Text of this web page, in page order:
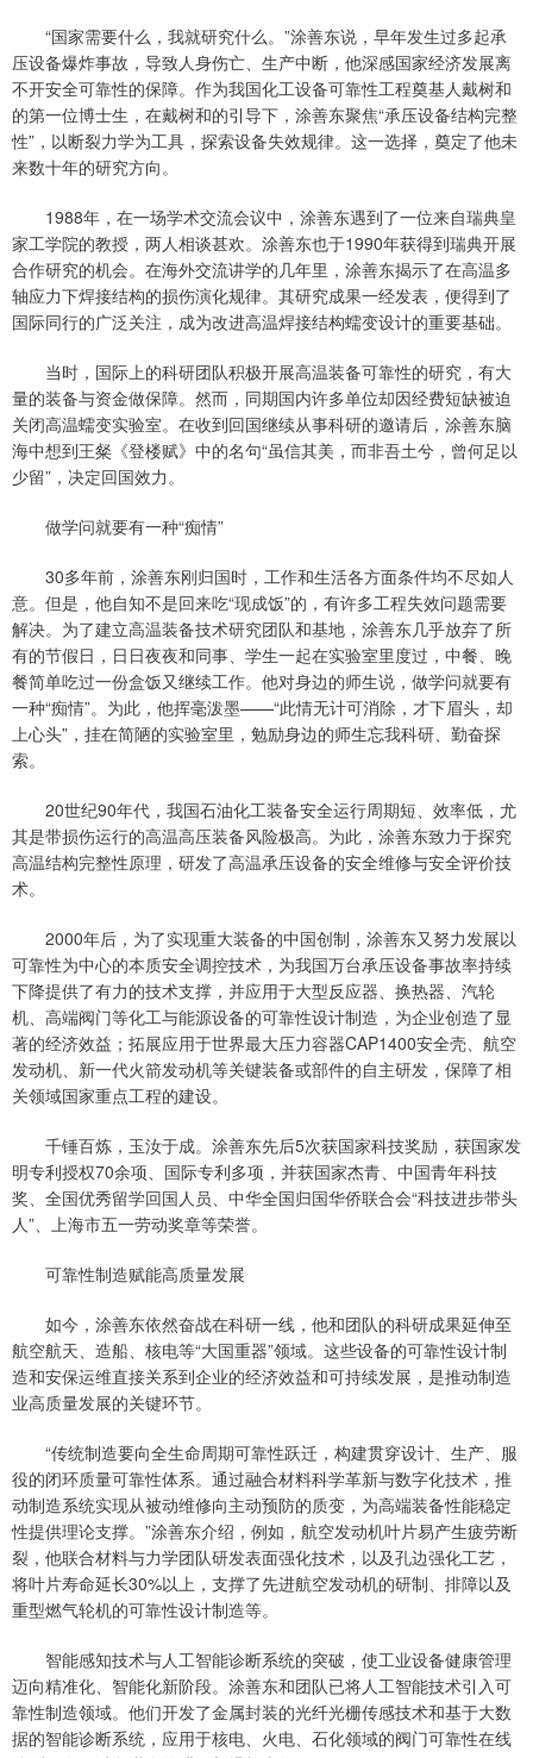
“国家需要什么，我就研究什么。”涂善东说，早年发生过多起承
压设备爆炸事故，导致人身伤亡、生产中断，他深感国家经济发展离
不开安全可靠性的保障。作为我国化工设备可靠性工程奠基人戴树和
的第一位博士生，在戴树和的引导下，涂善东聚焦“承压设备结构完整
性”，以断裂力学为工具，探索设备失效规律。这一选择，奠定了他未
来数十年的研究方向。
1988年，在一场学术交流会议中，涂善东遇到了一位来自瑞典皇
家工学院的教授，两人相谈甚欢。涂善东也于1990年获得到瑞典开展
合作研究的机会。在海外交流讲学的几年里，涂善东揭示了在高温多
轴应力下焊接结构的损伤演化规律。其研究成果一经发表，便得到了
国际同行的广泛关注，成为改进高温焊接结构蠕变设计的重要基础。
当时，国际上的科研团队积极开展高温装备可靠性的研究，有大
量的装备与资金做保障。然而，同期国内许多单位却因经费短缺被迫
关闭高温蠕变实验室。在收到回国继续从事科研的邀请后，涂善东脑
海中想到王粲《登楼赋》中的名句“虽信其美，而非吾土兮，曾何足以
少留”，决定回国效力。
做学问就要有一种“痴情”
30多年前，涂善东刚归国时，工作和生活各方面条件均不尽如人
意。但是，他自知不是回来吃“现成饭”的，有许多工程失效问题需要
解决。为了建立高温装备技术研究团队和基地，涂善东几乎放弃了所
有的节假日，日日夜夜和同事、学生一起在实验室里度过，中餐、晚
餐简单吃过一份盒饭又继续工作。他对身边的师生说，做学问就要有
一种“痴情”。为此，他挥毫泼墨——“此情无计可消除，才下眉头，却
上心头”，挂在简陋的实验室里，勉励身边的师生忘我科研、勤奋探
索。
20世纪90年代，我国石油化工装备安全运行周期短、效率低，尤
其是带损伤运行的高温高压装备风险极高。为此，涂善东致力于探究
高温结构完整性原理，研发了高温承压设备的安全维修与安全评价技
术。
2000年后，为了实现重大装备的中国创制，涂善东又努力发展以
可靠性为中心的本质安全调控技术，为我国万台承压设备事故率持续
下降提供了有力的技术支撑，并应用于大型反应器、换热器、汽轮
机、高端阀门等化工与能源设备的可靠性设计制造，为企业创造了显
著的经济效益；拓展应用于世界最大压力容器CAP1400安全壳、航空
发动机、新一代火箭发动机等关键装备或部件的自主研发，保障了相
关领域国家重点工程的建设。
千锤百炼，玉汝于成。涂善东先后5次获国家科技奖励，获国家发
明专利授权70余项、国际专利多项，并获国家杰青、中国青年科技
奖、全国优秀留学回国人员、中华全国归国华侨联合会“科技进步带头
人”、上海市五一劳动奖章等荣誉。
可靠性制造赋能高质量发展
如今，涂善东依然奋战在科研一线，他和团队的科研成果延伸至
航空航天、造船、核电等“大国重器”领域。这些设备的可靠性设计制
造和安保运维直接关系到企业的经济效益和可持续发展，是推动制造
业高质量发展的关键环节。
“传统制造要向全生命周期可靠性跃迁，构建贯穿设计、生产、服
役的闭环质量可靠性体系。通过融合材料科学革新与数字化技术，推
动制造系统实现从被动维修向主动预防的质变，为高端装备性能稳定
性提供理论支撑。”涂善东介绍，例如，航空发动机叶片易产生疲劳断
裂，他联合材料与力学团队研发表面强化技术，以及孔边强化工艺，
将叶片寿命延长30%以上，支撑了先进航空发动机的研制、排障以及
重型燃气轮机的可靠性设计制造等。
智能感知技术与人工智能诊断系统的突破，使工业设备健康管理
迈向精准化、智能化新阶段。涂善东和团队已将人工智能技术引入可
靠性制造领域。他们开发了金属封装的光纤光栅传感技术和基于大数
据的智能诊断系统，应用于核电、火电、石化领域的阀门可靠性在线